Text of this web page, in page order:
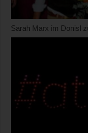
Sarah Marx im Donisl